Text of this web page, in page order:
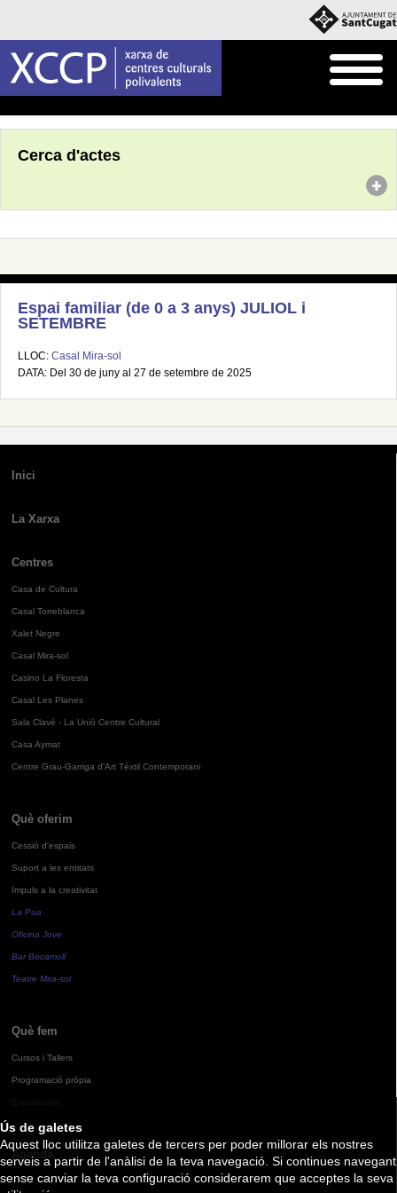
Ús de galetes
Aquest lloc utilitza galetes de tercers per poder millorar els nostres
serveis a partir de l'anàlisi de la teva navegació. Si continues navegant
sense canviar la teva configuració considerarem que acceptes la seva
Cerca d'actes
Espai familiar (de 0 a 3 anys) JULIOL i
SETEMBRE
LLOC: Casal Mira-sol
DATA: Del 30 de juny al 27 de setembre de 2025
Inici
La Xarxa
Centres
Casa de Cultura
Casal Torreblanca
Xalet Negre
Casal Mira-sol
Casino La Floresta
Casal Les Planes
Sala Clavé - La Unió Centre Cultural
Casa Aymat
Centre Grau-Garriga d'Art Tèxtil Contemporani
Què oferim
Cessió d'espais
Suport a les entitats
Impuls a la creativitat
La Pua
Oficina Jove
Bar Bocamoll
Teatre Mira-sol
Què fem
Cursos i Tallers
Programació pròpia
Agenda